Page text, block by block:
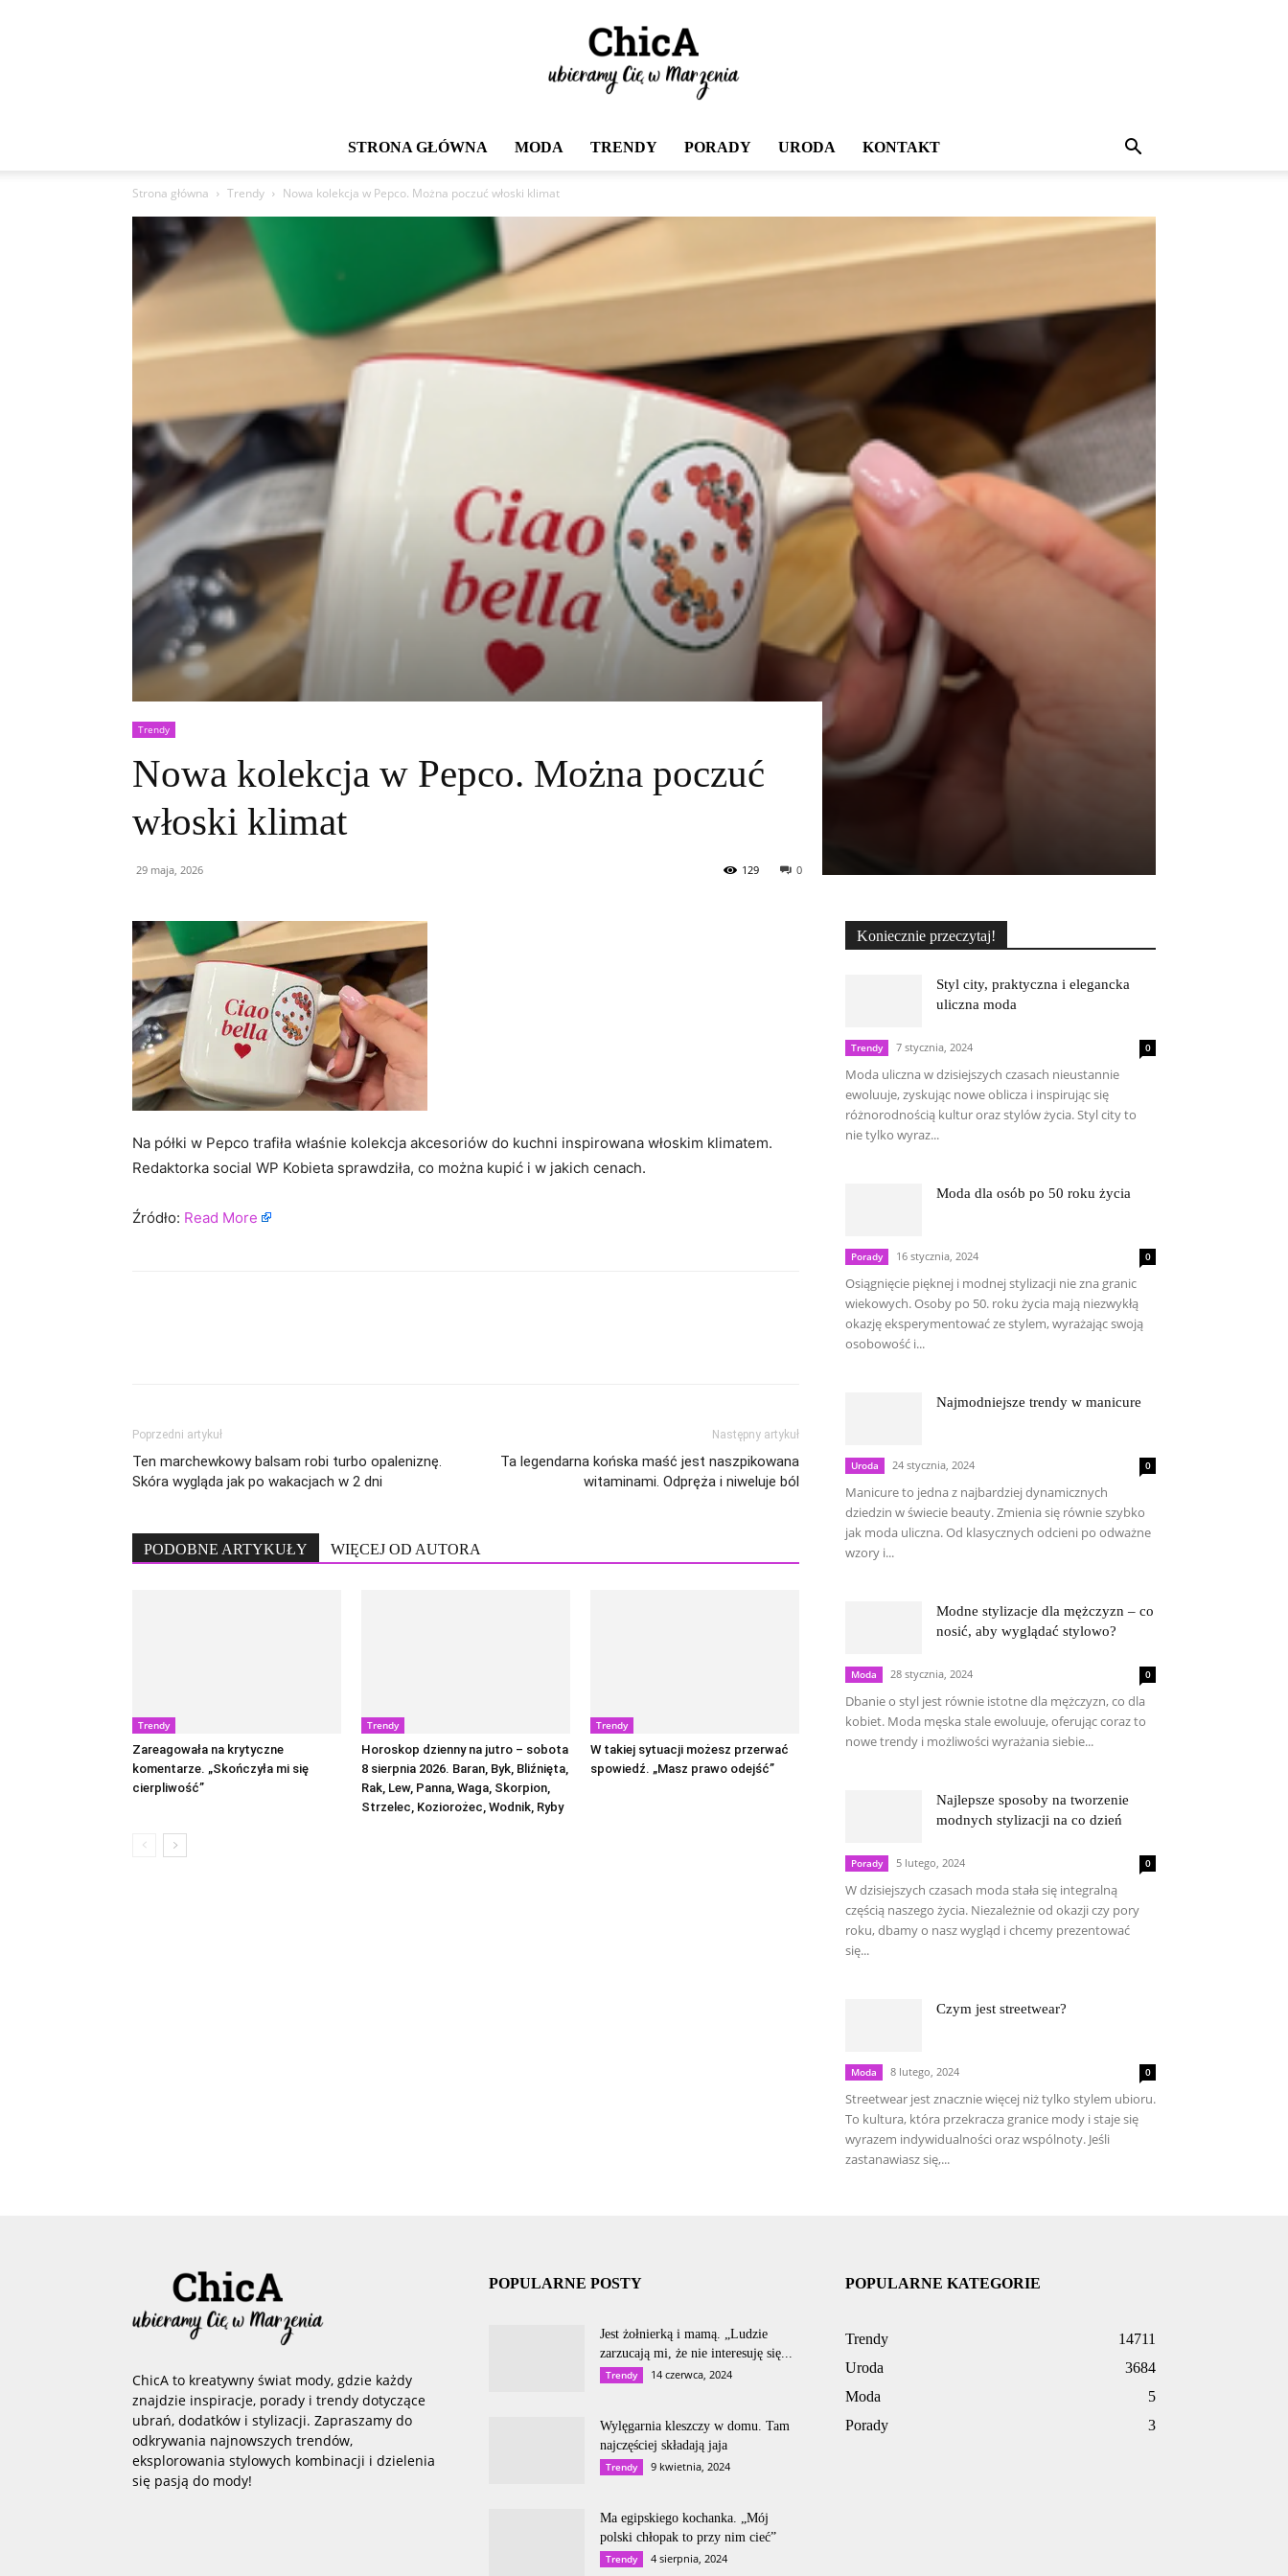
STRONA GŁÓWNA MODA TRENDY PORADY URODA KONTAKT
Strona główna Trendy Nowa kolekcja w Pepco. Można poczuć włoski klimat
Trendy
Nowa kolekcja w Pepco. Można poczuć
włoski klimat
29 maja, 2026 0
129
Na półki w Pepco trafiła właśnie kolekcja akcesoriów do kuchni inspirowana włoskim klimatem.
Redaktorka social WP Kobieta sprawdziła, co można kupić i w jakich cenach.
Źródło: Read More
Poprzedni artykuł
Ten marchewkowy balsam robi turbo opaleniznę.
Skóra wygląda jak po wakacjach w 2 dni
Następny artykuł
Ta legendarna końska maść jest naszpikowana
witaminami. Odpręża i niweluje ból
PODOBNE ARTYKUŁY WIĘCEJ OD AUTORA
Trendy
Zareagowała na krytyczne
komentarze. „Skończyła mi się
cierpliwość”
Trendy
Horoskop dzienny na jutro – sobota
8 sierpnia 2026. Baran, Byk, Bliźnięta,
Rak, Lew, Panna, Waga, Skorpion,
Strzelec, Koziorożec, Wodnik, Ryby
Trendy
W takiej sytuacji możesz przerwać
spowiedź. „Masz prawo odejść”
Koniecznie przeczytaj!
Styl city, praktyczna i elegancka
uliczna moda
Trendy 7 stycznia, 2024 0
Moda uliczna w dzisiejszych czasach nieustannie
ewoluuje, zyskując nowe oblicza i inspirując się
różnorodnością kultur oraz stylów życia. Styl city to
nie tylko wyraz...
Moda dla osób po 50 roku życia
Porady 16 stycznia, 2024 0
Osiągnięcie pięknej i modnej stylizacji nie zna granic
wiekowych. Osoby po 50. roku życia mają niezwykłą
okazję eksperymentować ze stylem, wyrażając swoją
osobowość i...
Najmodniejsze trendy w manicure
Uroda 24 stycznia, 2024 0
Manicure to jedna z najbardziej dynamicznych
dziedzin w świecie beauty. Zmienia się równie szybko
jak moda uliczna. Od klasycznych odcieni po odważne
wzory i...
Modne stylizacje dla mężczyzn – co
nosić, aby wyglądać stylowo?
Moda 28 stycznia, 2024 0
Dbanie o styl jest równie istotne dla mężczyzn, co dla
kobiet. Moda męska stale ewoluuje, oferując coraz to
nowe trendy i możliwości wyrażania siebie...
Najlepsze sposoby na tworzenie
modnych stylizacji na co dzień
Porady 5 lutego, 2024 0
W dzisiejszych czasach moda stała się integralną
częścią naszego życia. Niezależnie od okazji czy pory
roku, dbamy o nasz wygląd i chcemy prezentować
się...
Czym jest streetwear?
Moda 8 lutego, 2024 0
Streetwear jest znacznie więcej niż tylko stylem ubioru.
To kultura, która przekracza granice mody i staje się
wyrazem indywidualności oraz wspólnoty. Jeśli
zastanawiasz się,...
ChicA to kreatywny świat mody, gdzie każdy
znajdzie inspiracje, porady i trendy dotyczące
ubrań, dodatków i stylizacji. Zapraszamy do
odkrywania najnowszych trendów,
eksplorowania stylowych kombinacji i dzielenia
się pasją do mody!
POPULARNE POSTY
Jest żołnierką i mamą. „Ludzie
zarzucają mi, że nie interesuję się...
Trendy 14 czerwca, 2024
Wylęgarnia kleszczy w domu. Tam
najczęściej składają jaja
Trendy 9 kwietnia, 2024
Ma egipskiego kochanka. „Mój
polski chłopak to przy nim cieć”
Trendy 4 sierpnia, 2024
POPULARNE KATEGORIE
Trendy
14711
Uroda
3684
Moda
5
Porady
3